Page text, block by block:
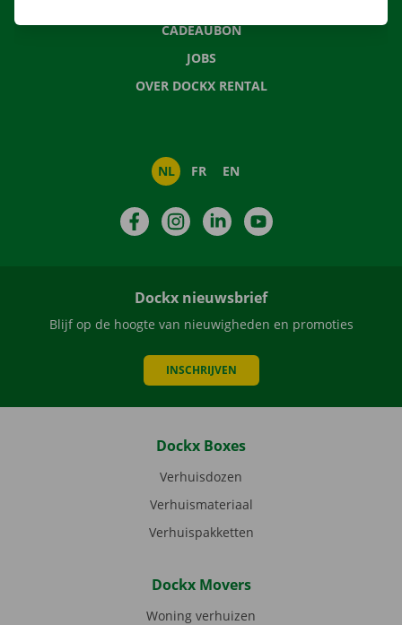
CADEAUBON
JOBS
OVER DOCKX RENTAL
NL FR EN
FacebookInstagramLinkedIn
Dockx nieuwsbrief
Blijf op de hoogte van nieuwigheden en promoties
INSCHRIJVEN
Dockx Boxes
Verhuisdozen
Verhuismateriaal
Verhuispakketten
Dockx Movers
Woning verhuizen